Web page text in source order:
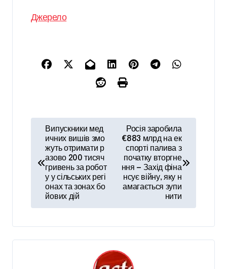
Джерело
в
а
ц
і
Випускники мед
ичних вишів змо
жуть отримати р
азово 200 тисяч
гривень за робот
у у сільських регі
онах та зонах бо
йових дій
Росія заробила
€883 млрд на ек
спорті палива з
початку вторгне
ння — Захід фіна
нсує війну, яку н
амагається зупи
нити